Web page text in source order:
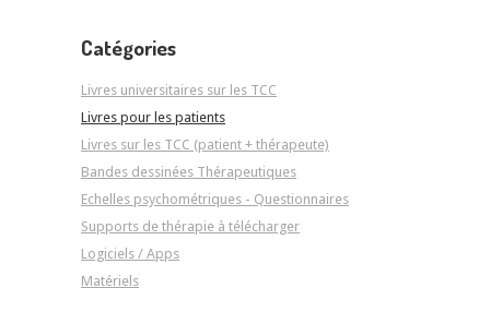
Catégories
Livres universitaires sur les TCC
Livres pour les patients
Livres sur les TCC (patient + thérapeute)
Bandes dessinées Thérapeutiques
Echelles psychométriques - Questionnaires
Supports de thérapie à télécharger
Logiciels / Apps
Matériels